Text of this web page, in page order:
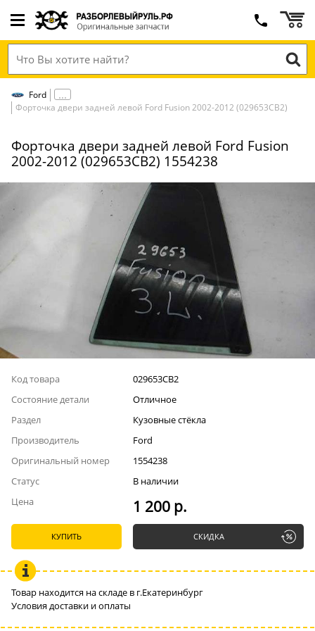
Ford
Форточка двери задней левой Ford Fusion 2002-2012 (029653СВ2)
Форточка двери задней левой Ford Fusion
2002-2012 (029653СВ2) 1554238
Код товара
029653СВ2
Состояние детали
Отличное
Раздел
Кузовные стёкла
Производитель
Ford
Оригинальный номер
1554238
Статус
В наличии
Цена
1 200 р.
КУПИТЬ СКИДКА
Товар находится на складе в г.Екатеринбург
Условия доставки и оплаты